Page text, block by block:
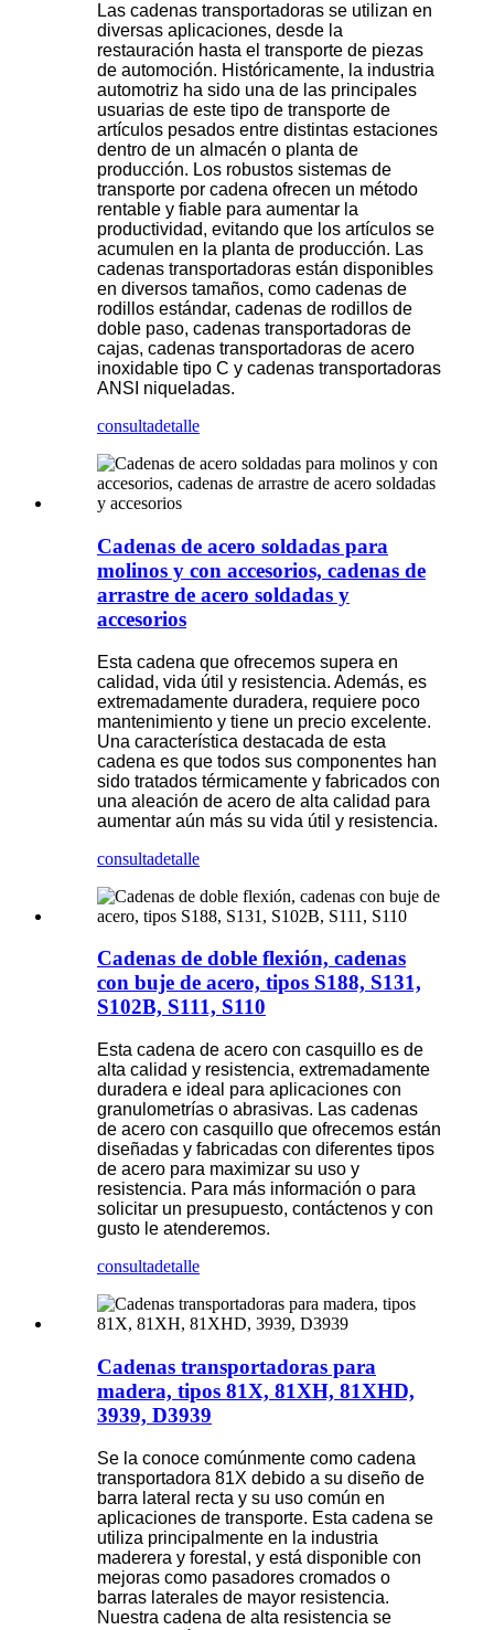
Las cadenas transportadoras se utilizan en
diversas aplicaciones, desde la
restauración hasta el transporte de piezas
de automoción. Históricamente, la industria
automotriz ha sido una de las principales
usuarias de este tipo de transporte de
artículos pesados entre distintas estaciones
dentro de un almacén o planta de
producción. Los robustos sistemas de
transporte por cadena ofrecen un método
rentable y fiable para aumentar la
productividad, evitando que los artículos se
acumulen en la planta de producción. Las
cadenas transportadoras están disponibles
en diversos tamaños, como cadenas de
rodillos estándar, cadenas de rodillos de
doble paso, cadenas transportadoras de
cajas, cadenas transportadoras de acero
inoxidable tipo C y cadenas transportadoras
ANSI niqueladas.
consultadetalle
Cadenas de acero soldadas para
molinos y con accesorios, cadenas de
arrastre de acero soldadas y
accesorios
Esta cadena que ofrecemos supera en
calidad, vida útil y resistencia. Además, es
extremadamente duradera, requiere poco
mantenimiento y tiene un precio excelente.
Una característica destacada de esta
cadena es que todos sus componentes han
sido tratados térmicamente y fabricados con
una aleación de acero de alta calidad para
aumentar aún más su vida útil y resistencia.
consultadetalle
Cadenas de doble flexión, cadenas
con buje de acero, tipos S188, S131,
S102B, S111, S110
Esta cadena de acero con casquillo es de
alta calidad y resistencia, extremadamente
duradera e ideal para aplicaciones con
granulometrías o abrasivas. Las cadenas
de acero con casquillo que ofrecemos están
diseñadas y fabricadas con diferentes tipos
de acero para maximizar su uso y
resistencia. Para más información o para
solicitar un presupuesto, contáctenos y con
gusto le atenderemos.
consultadetalle
Cadenas transportadoras para
madera, tipos 81X, 81XH, 81XHD,
3939, D3939
Se la conoce comúnmente como cadena
transportadora 81X debido a su diseño de
barra lateral recta y su uso común en
aplicaciones de transporte. Esta cadena se
utiliza principalmente en la industria
maderera y forestal, y está disponible con
mejoras como pasadores cromados o
barras laterales de mayor resistencia.
Nuestra cadena de alta resistencia se